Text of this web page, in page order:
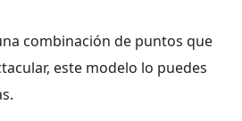
combinación de puntos que
este modelo lo puedes